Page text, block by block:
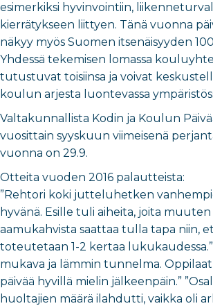
esimerkiksi hyvinvointiin,
kierrätykseen liittyen. Tänä vuonna
näkyy myös Suomen itsenäisyyden
Yhdessä tekemisen lomassa
tutustuvat toisiinsa ja voivat
koulun arjesta luontevassa
Valtakunnallista Kodin ja Koulun
vuosittain syyskuun viimeisenä
vuonna on 29.9.
Otteita vuoden 2016 palautteista:
”Rehtori koki jutteluhetken
hyvänä. Esille tuli aiheita, joita muuten
aamukahvista saattaa tulla tapa niin,
toteutetaan 1-2 kertaa lukukaudessa.”
mukava ja lämmin tunnelma.
päivää hyvillä mielin jälkeenpäin.”
huoltajien määrä ilahdutti, vaikka oli